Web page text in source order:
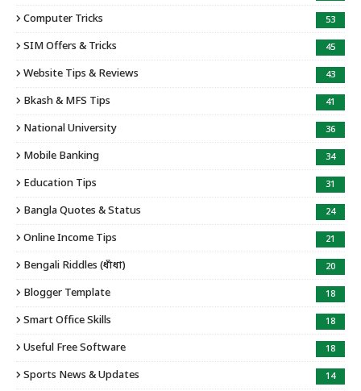
Computer Tricks 53
SIM Offers & Tricks 45
Website Tips & Reviews 43
Bkash & MFS Tips 41
National University 36
Mobile Banking 34
Education Tips 31
Bangla Quotes & Status 24
Online Income Tips 21
Bengali Riddles (ধাঁধা) 20
Blogger Template 18
Smart Office Skills 18
Useful Free Software 18
Sports News & Updates 14